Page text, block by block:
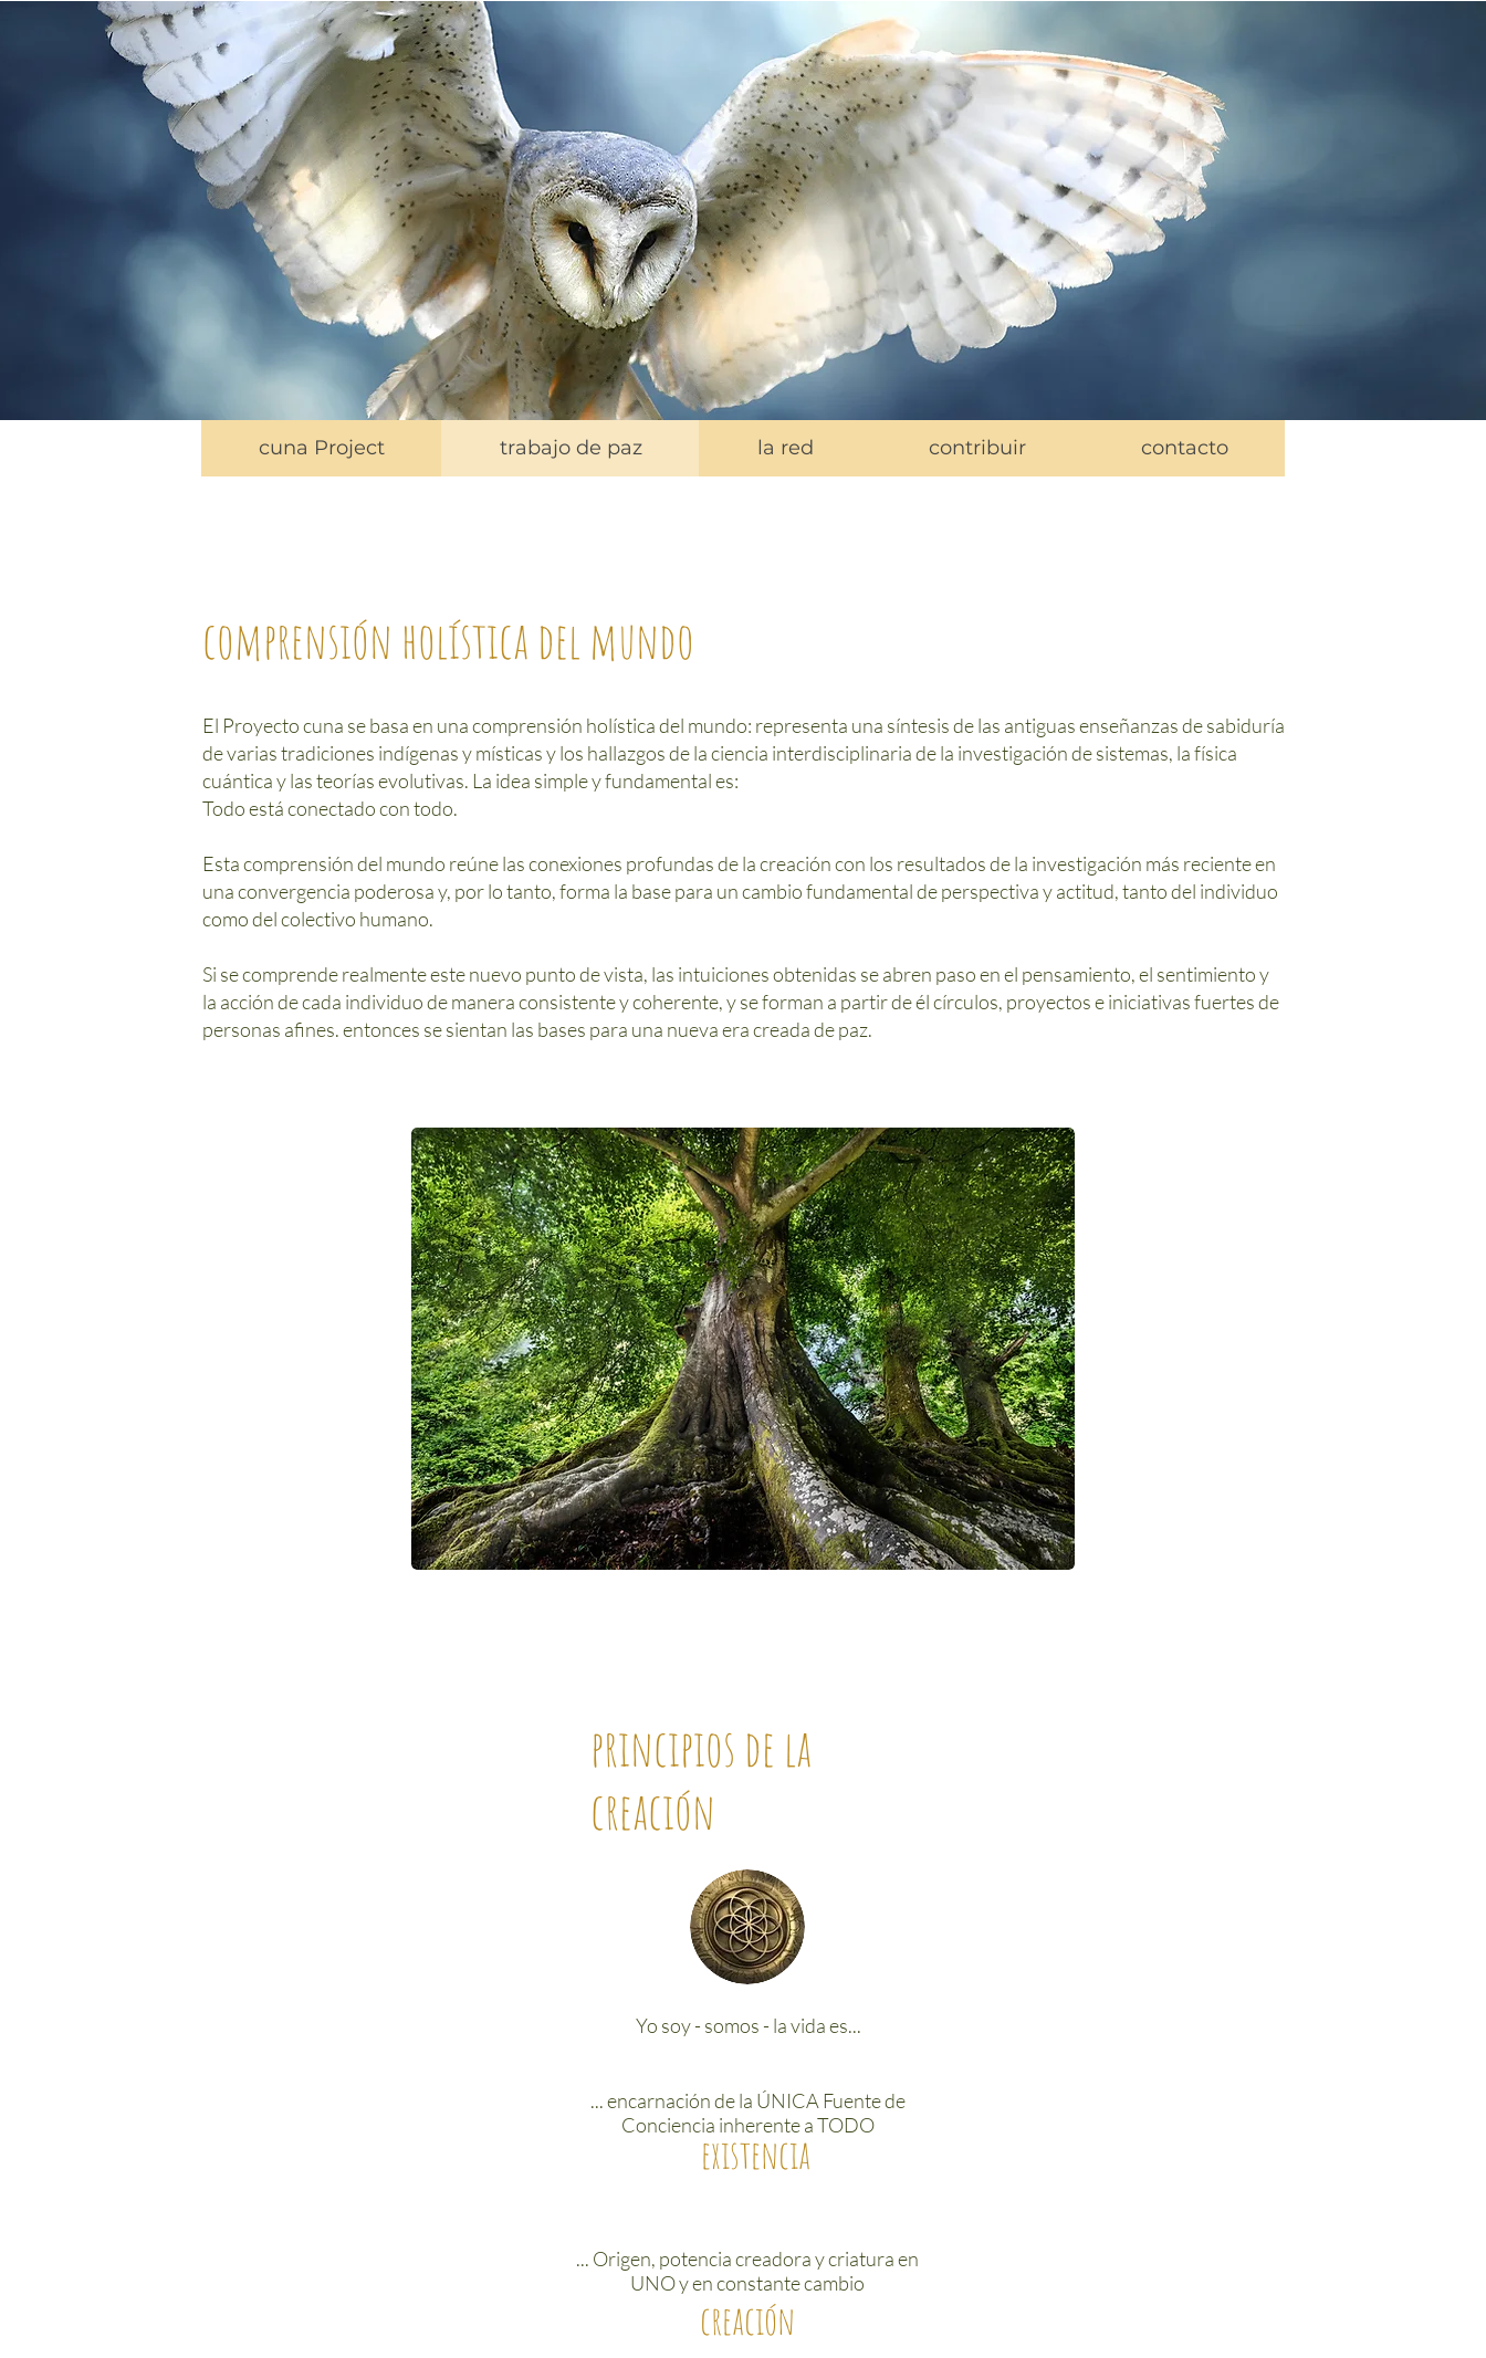
comprensión holística del mundo
El Proyecto cuna se basa en una comprensión holística del mundo: representa una síntesis de las antiguas enseñanzas de sabiduría
de varias tradiciones indígenas y místicas y los hallazgos de la ciencia interdisciplinaria de la investigación de sistemas, la física
cuántica y las teorías evolutivas. La idea simple y fundamental es:
Todo está conectado con todo.
Esta comprensión del mundo reúne las conexiones profundas de la creación con los resultados de la investigación más reciente en
una convergencia poderosa y, por lo tanto, forma la base para un cambio fundamental de perspectiva y actitud, tanto del individuo
como del colectivo humano.
Si se comprende realmente este nuevo punto de vista, las intuiciones obtenidas se abren paso en el pensamiento, el sentimiento y
la acción de cada individuo de manera consistente y coherente, y se forman a partir de él círculos, proyectos e iniciativas fuertes de
personas afines. entonces se sientan las bases para una nueva era creada de paz.
principios de la
creación
Yo soy - somos - la vida es...
... encarnación de la ÚNICA Fuente de
Conciencia inherente a TODO
existencia
... Origen, potencia creadora y criatura en
UNO y en constante cambio
creación
cuna Project trabajo de paz la red contribuir contacto